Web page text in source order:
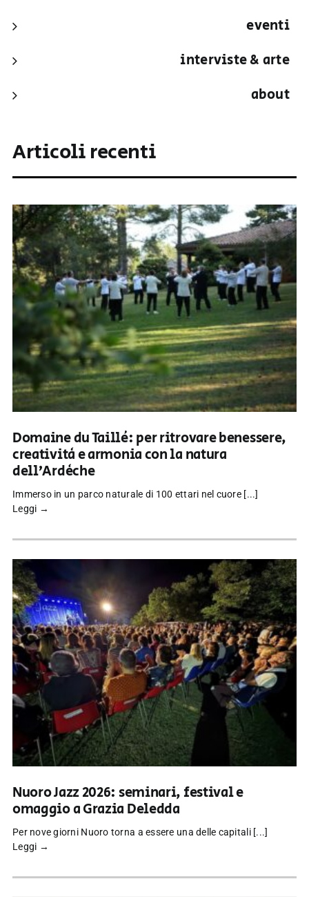
eventi
interviste & arte
about
Articoli recenti
Domaine du Taillé: per ritrovare benessere,
creatività e armonia con la natura
dell’Ardèche
Immerso in un parco naturale di 100 ettari nel cuore [...]
Leggi →
Nuoro Jazz 2026: seminari, festival e
omaggio a Grazia Deledda
Per nove giorni Nuoro torna a essere una delle capitali [...]
Leggi →